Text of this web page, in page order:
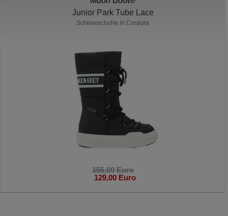
Junior Park Tube Lace
Schneeschuhe in Cordura
155,00 Euro
129,00 Euro